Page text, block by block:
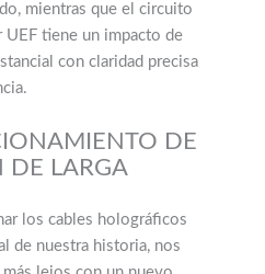
mientras que el circuito
tiene un impacto de
con claridad precisa
DE
DE LARGA
los cables holográficos
de nuestra historia, nos